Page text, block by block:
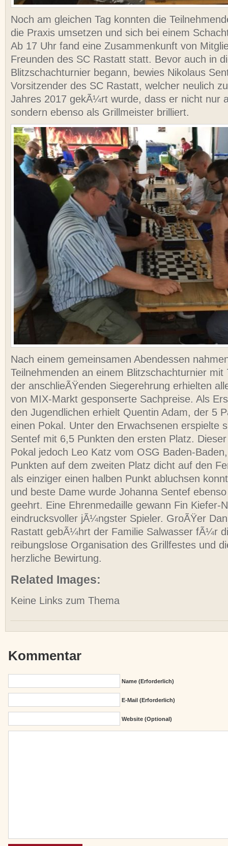
Noch am gleichen Tag konnten die
die Praxis umsetzen und sich bei einem
Ab 17 Uhr fand eine Zusammenkunft von
Freunden des SC Rastatt statt. Bevor auch in
Blitzschachturnier begann, bewies Nikolaus
Vorsitzender des SC Rastatt, welcher neulich
Jahres 2017 gekÃ¼rt wurde, dass er nicht nur
sondern ebenso als Grillmeister brilliert.
Nach einem gemeinsamen Abendessen
Teilnehmenden an einem Blitzschachturnier mit
der anschlieÃŸenden Siegerehrung erhielten
von MIX-Markt gesponserte Sachpreise. Als
den Jugendlichen erhielt Quentin Adam, der 5
einen Pokal. Unter den Erwachsenen erspielte
Sentef mit 6,5 Punkten den ersten Platz.
Pokal jedoch Leo Katz vom OSG Baden-
Punkten auf dem zweiten Platz dicht auf den
als einziger einen halben Punkt abluchsen
und beste Dame wurde Johanna Sentef
geehrt. Eine Ehrenmedaille gewann Fin Kiefer-
eindrucksvoller jÃ¼ngster Spieler. GroÃŸer
Rastatt gebÃ¼hrt der Familie Salwasser fÃ¼r
reibungslose Organisation des Grillfestes und
herzliche Bewirtung.
Related Images:
Keine Links zum Thema
Kommentar
Name (erforderlich)
E-Mail (erforderlich)
Website (Optional)